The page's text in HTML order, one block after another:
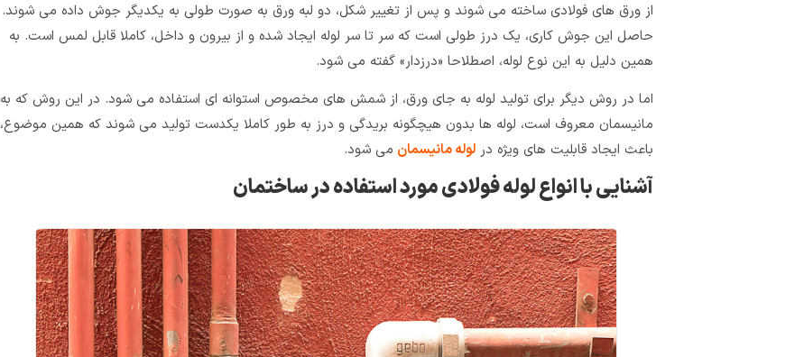
از ورق‌ های فولادی ساخته می‌ شوند و پس از تغییر شکل، دو لبه‌ ورق به صورت طولی به یکدیگر جوش داده می‌ شوند.
حاصل این جوش‌ کاری، یک درز طولی است که سر تا سر لوله ایجاد شده و از بیرون و داخل، کاملا قابل لمس است. به
همین دلیل به این نوع لوله، اصطلاحا «درزدار» گفته می‌ شود.
اما در روش دیگر برای تولید لوله به جای ورق، از شمش‌ های مخصوص استوانه‌ ای استفاده می‌ شود. در این روش که به
مانیسمان معروف است، لوله‌ ها بدون هیچگونه بریدگی و درز به طور کاملا یکدست تولید می‌ شوند که همین موضوع،
باعث ایجاد قابلیت‌ های ویژه‌ در لوله مانیسمان می‌ شود.
آشنایی با انواع لوله فولادی مورد استفاده در ساختمان